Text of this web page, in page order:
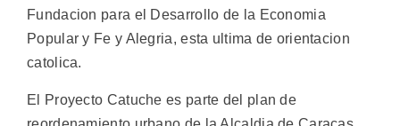
Fundacion para el Desarrollo de la Economia
Popular y Fe y Alegria, esta ultima de orientacion
catolica.
El Proyecto Catuche es parte del plan de